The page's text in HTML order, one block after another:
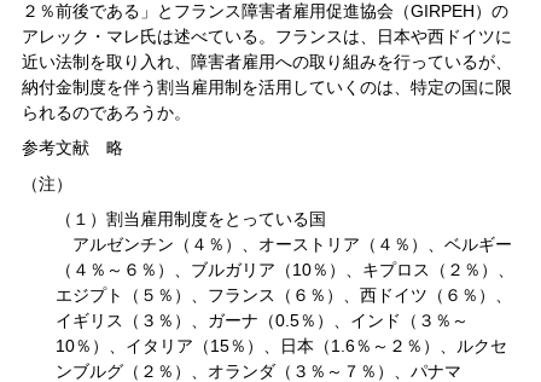
２％前後である」とフランス障害者雇用促進協会（GIRPEH）の
アレック・マレ氏は述べている。フランスは、日本や西ドイツに
近い法制を取り入れ、障害者雇用への取り組みを行っているが、
納付金制度を伴う割当雇用制を活用していくのは、特定の国に限
られるのであろうか。
参考文献 略
（注）
（１）割当雇用制度をとっている国
アルゼンチン（４％）、オーストリア（４％）、ベルギー
（４％～６％）、ブルガリア（10％）、キプロス（２％）、
エジプト（５％）、フランス（６％）、西ドイツ（６％）、
イギリス（３％）、ガーナ（0.5％）、インド（３％～
10％）、イタリア（15％）、日本（1.6％～２％）、ルクセ
ンブルグ（２％）、オランダ（３％～７％）、パナマ